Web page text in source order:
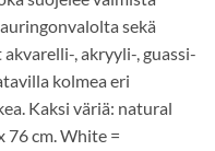
sekä
, akryyli-, guassi-
kolmea eri
Kaksi väriä: natural
76 cm. White =